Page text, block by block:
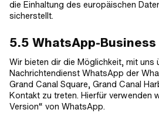
die Einhaltung des europäischen
sicherstellt.
5.5 WhatsApp-Business
Wir bieten dir die Möglichkeit, mit uns
Nachrichtendienst WhatsApp der
Grand Canal Square, Grand Canal
Kontakt zu treten. Hierfür verwenden
Version“ von WhatsApp.